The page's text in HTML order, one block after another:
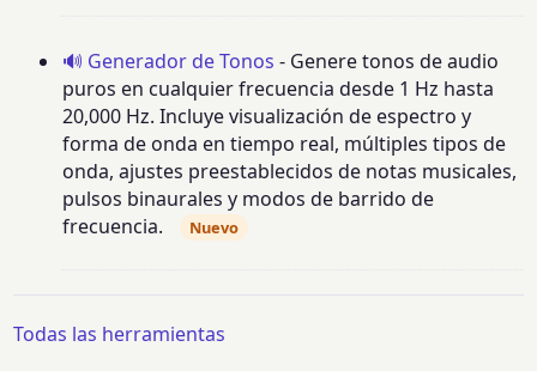
🔊 Generador de Tonos - Genere tonos de audio
puros en cualquier frecuencia desde 1 Hz hasta
20,000 Hz. Incluye visualización de espectro y
forma de onda en tiempo real, múltiples tipos de
onda, ajustes preestablecidos de notas musicales,
pulsos binaurales y modos de barrido de
frecuencia.
Nuevo
Todas las herramientas